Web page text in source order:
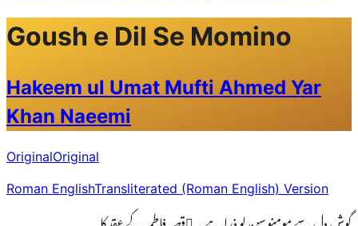
Goush e Dil Se Momino
Hakeem ul Umat Mufti Ahmed Yar
Khan Naeemi
OriginalOriginal
Roman EnglishTransliterated (Roman English) Version